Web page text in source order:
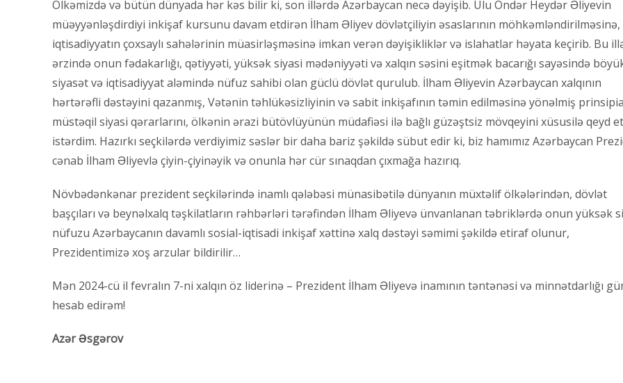
Ölkəmizdə və bütün dünyada hər kəs bilir ki, son illərdə Azərbaycan necə dəyişib. Ulu Öndər Heydər Əliyevin
müəyyənləşdirdiyi inkişaf kursunu davam etdirən İlham Əliyev dövlətçiliyin əsaslarının möhkəmləndirilməsinə,
iqtisadiyyatın çoxsaylı sahələrinin müasirləşməsinə imkan verən dəyişikliklər və islahatlar həyata keçirib. Bu
ərzində onun fədakarlığı, qətiyyəti, yüksək siyasi mədəniyyəti və xalqın səsini eşitmək bacarığı sayəsində
siyasət və iqtisadiyyat aləmində nüfuz sahibi olan güclü dövlət qurulub. İlham Əliyevin Azərbaycan xalqının
hərtərəfli dəstəyini qazanmış, Vətənin təhlükəsizliyinin və sabit inkişafının təmin edilməsinə yönəlmiş
müstəqil siyasi qərarlarını, ölkənin ərazi bütövlüyünün müdafiəsi ilə bağlı güzəştsiz mövqeyini xüsusilə qeyd
istərdim. Hazırkı seçkilərdə verdiyimiz səslər bir daha bariz şəkildə sübut edir ki, biz hamımız Azərbaycan
cənab İlham Əliyevlə çiyin-çiyinəyik və onunla hər cür sınaqdan çıxmağa hazırıq.
Növbədənkənar prezident seçkilərində inamlı qələbəsi münasibətilə dünyanın müxtəlif ölkələrindən, dövlət
başçıları və beynəlxalq təşkilatların rəhbərləri tərəfindən İlham Əliyevə ünvanlanan təbriklərdə onun yüksək
nüfuzu Azərbaycanın davamlı sosial-iqtisadi inkişaf xəttinə xalq dəstəyi səmimi şəkildə etiraf olunur,
Prezidentimizə xoş arzular bildirilir…
Mən 2024-cü il fevralın 7-ni xalqın öz liderinə – Prezident İlham Əliyevə inamının təntənəsi və minnətdarlığı
hesab edirəm!
Azər Əsgərov